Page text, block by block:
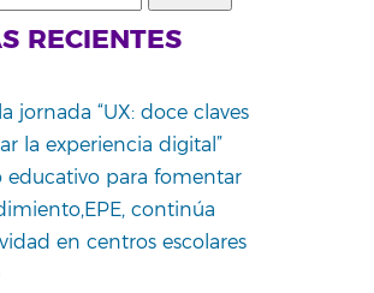
RECIENTES
jornada “UX: doce claves
la experiencia digital”
educativo para fomentar
continúa
en centros escolares